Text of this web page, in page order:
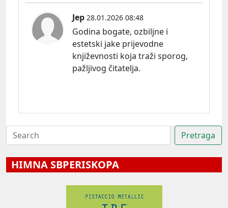
Jep 28.01.2026 08:48
Godina bogate, ozbiljne i
estetski jake prijevodne
književnosti koja traži sporog,
pažljivog čitatelja.
HIMNA SBPERISKOPA